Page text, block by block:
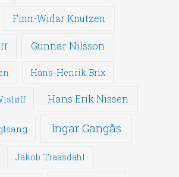
Finn-Widar Knutzen
Gunnar Nilsson
Hans-Henrik Brix
Hans Erik Nissen
Ingar Gangås
Jakob Traasdahl